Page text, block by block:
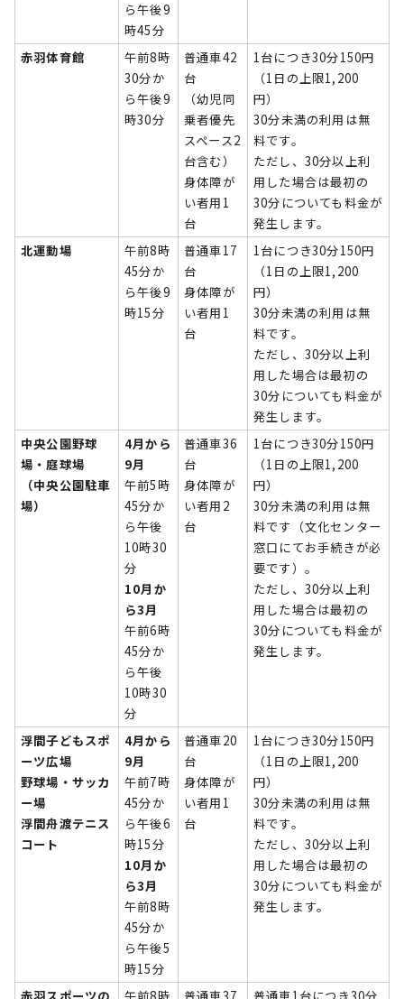
ら午後9
時45分
赤羽体育館
午前8時
30分か
ら午後9
時30分
普通車42
台
（幼児同
乗者優先
スペース2
台含む）
身体障が
い者用1
台
1台につき30分150円
（1日の上限1,200
円）
30分未満の利用は無
料です。
ただし、30分以上利
用した場合は最初の
30分についても料金が
発生します。
北運動場
午前8時
45分か
ら午後9
時15分
普通車17
台
身体障が
い者用1
台
1台につき30分150円
（1日の上限1,200
円）
30分未満の利用は無
料です。
ただし、30分以上利
用した場合は最初の
30分についても料金が
発生します。
中央公園野球
場・庭球場
（中央公園駐車
場）
4月から
9月
午前5時
45分か
ら午後
10時30
分
10月か
ら3月
午前6時
45分か
ら午後
10時30
分
普通車36
台
身体障が
い者用2
台
1台につき30分150円
（1日の上限1,200
円）
30分未満の利用は無
料です（文化センター
窓口にてお手続きが必
要です）。
ただし、30分以上利
用した場合は最初の
30分についても料金が
発生します。
浮間子どもスポ
ーツ広場
野球場・サッカ
ー場
浮間舟渡テニス
コート
4月から
9月
午前7時
45分か
ら午後6
時15分
10月か
ら3月
午前8時
45分か
ら午後5
時15分
普通車20
台
身体障が
い者用1
台
1台につき30分150円
（1日の上限1,200
円）
30分未満の利用は無
料です。
ただし、30分以上利
用した場合は最初の
30分についても料金が
発生します。